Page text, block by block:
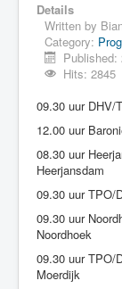
Foto's
Sponsoring
Programma
Details
Written by
Category:
Published:
Hits: 2845
09.30 uur DHV/
12.00 uur
08.30 uur
Heerjansdam
09.30 uur TPO/
09.30 uur
Noordhoek
09.30 uur TPO/
Moerdijk